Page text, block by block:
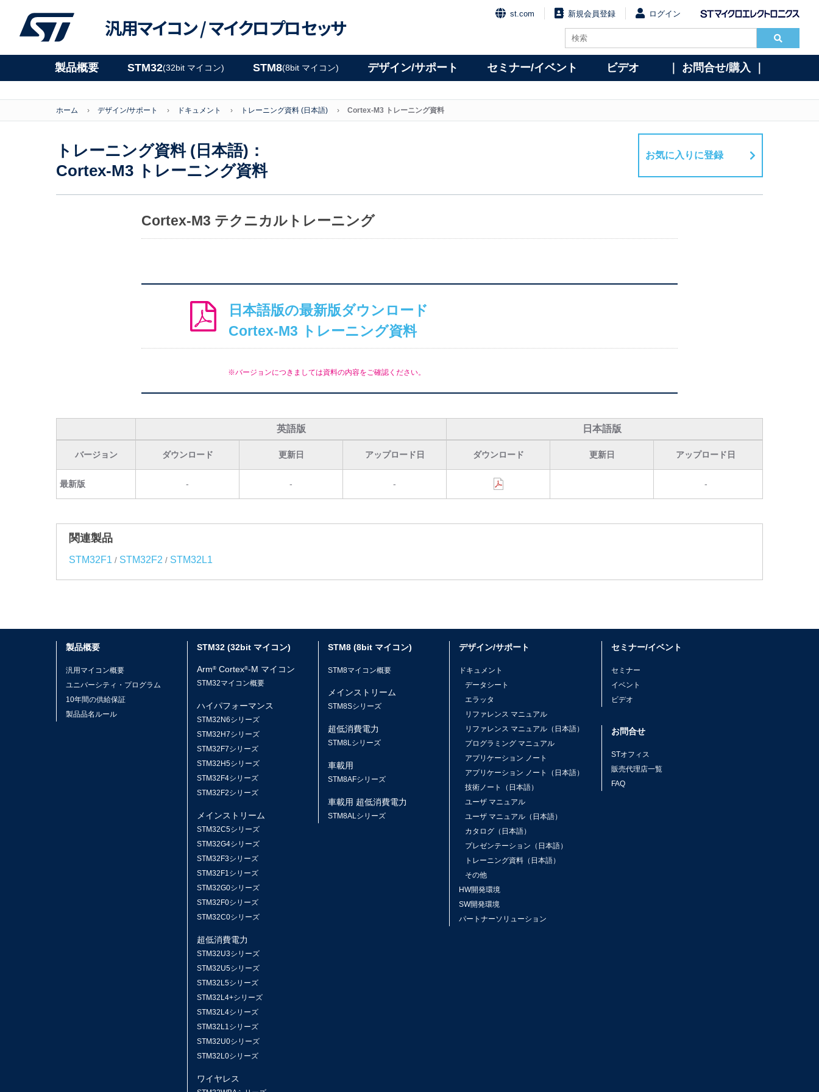
汎用マイコン /マイクロプロセッサ
st.com 新規会員登録 ログイン
製品概要 STM32(32bit マイコン) STM8(8bit マイコン) デザイン/サポート セミナー/イベント ビデオ ｜ お問合せ/購入 ｜
ホーム デザイン/サポート ドキュメント トレーニング資料 (日本語) Cortex-M3 トレーニング資料
トレーニング資料 (日本語)：
Cortex-M3 トレーニング資料
お気に入りに登録
Cortex-M3 テクニカルトレーニング
日本語版の最新版ダウンロード
Cortex-M3 トレーニング資料
※バージョンにつきましては資料の内容をご確認ください。
英語版 日本語版
バージョン ダウンロード 更新日 アップロード日 ダウンロード 更新日 アップロード日
最新版 - - - -
関連製品
STM32F1 / STM32F2 / STM32L1
製品概要
汎用マイコン概要
ユニバーシティ・プログラム
10年間の供給保証
製品品名ルール
STM32 (32bit マイコン)
Arm® Cortex®-M マイコン
STM32マイコン概要
ハイパフォーマンス
STM32N6シリーズ
STM32H7シリーズ
STM32F7シリーズ
STM32H5シリーズ
STM32F4シリーズ
STM32F2シリーズ
メインストリーム
STM32C5シリーズ
STM32G4シリーズ
STM32F3シリーズ
STM32F1シリーズ
STM32G0シリーズ
STM32F0シリーズ
STM32C0シリーズ
超低消費電力
STM32U3シリーズ
STM32U5シリーズ
STM32L5シリーズ
STM32L4+シリーズ
STM32L4シリーズ
STM32L1シリーズ
STM32U0シリーズ
STM32L0シリーズ
ワイヤレス
STM8 (8bit マイコン)
STM8マイコン概要
メインストリーム
STM8Sシリーズ
超低消費電力
STM8Lシリーズ
車載用
STM8AFシリーズ
車載用 超低消費電力
STM8ALシリーズ
デザイン/サポート
ドキュメント
データシート
エラッタ
リファレンス マニュアル
リファレンス マニュアル（日本語）
プログラミング マニュアル
アプリケーション ノート
アプリケーション ノート（日本語）
技術ノート（日本語）
ユーザ マニュアル
ユーザ マニュアル（日本語）
カタログ（日本語）
プレゼンテーション（日本語）
トレーニング資料（日本語）
その他
HW開発環境
SW開発環境
パートナーソリューション
セミナー/イベント
セミナー
イベント
ビデオ
お問合せ
STオフィス
販売代理店一覧
FAQ